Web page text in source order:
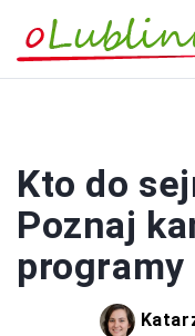
Kto do
Poznaj
programy